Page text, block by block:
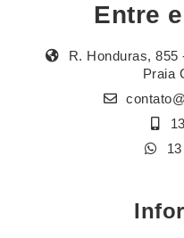
Entre
R. Honduras,
Praia